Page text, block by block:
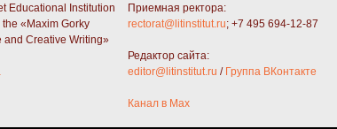
Educational Institution
«Maxim Gorky
and Creative Writing»
Приемная ректора:
rectorat@litinstitut.ru; +7 495 694-12-87
Редактор сайта:
editor@litinstitut.ru / Группа ВКонтакте
Канал в Max